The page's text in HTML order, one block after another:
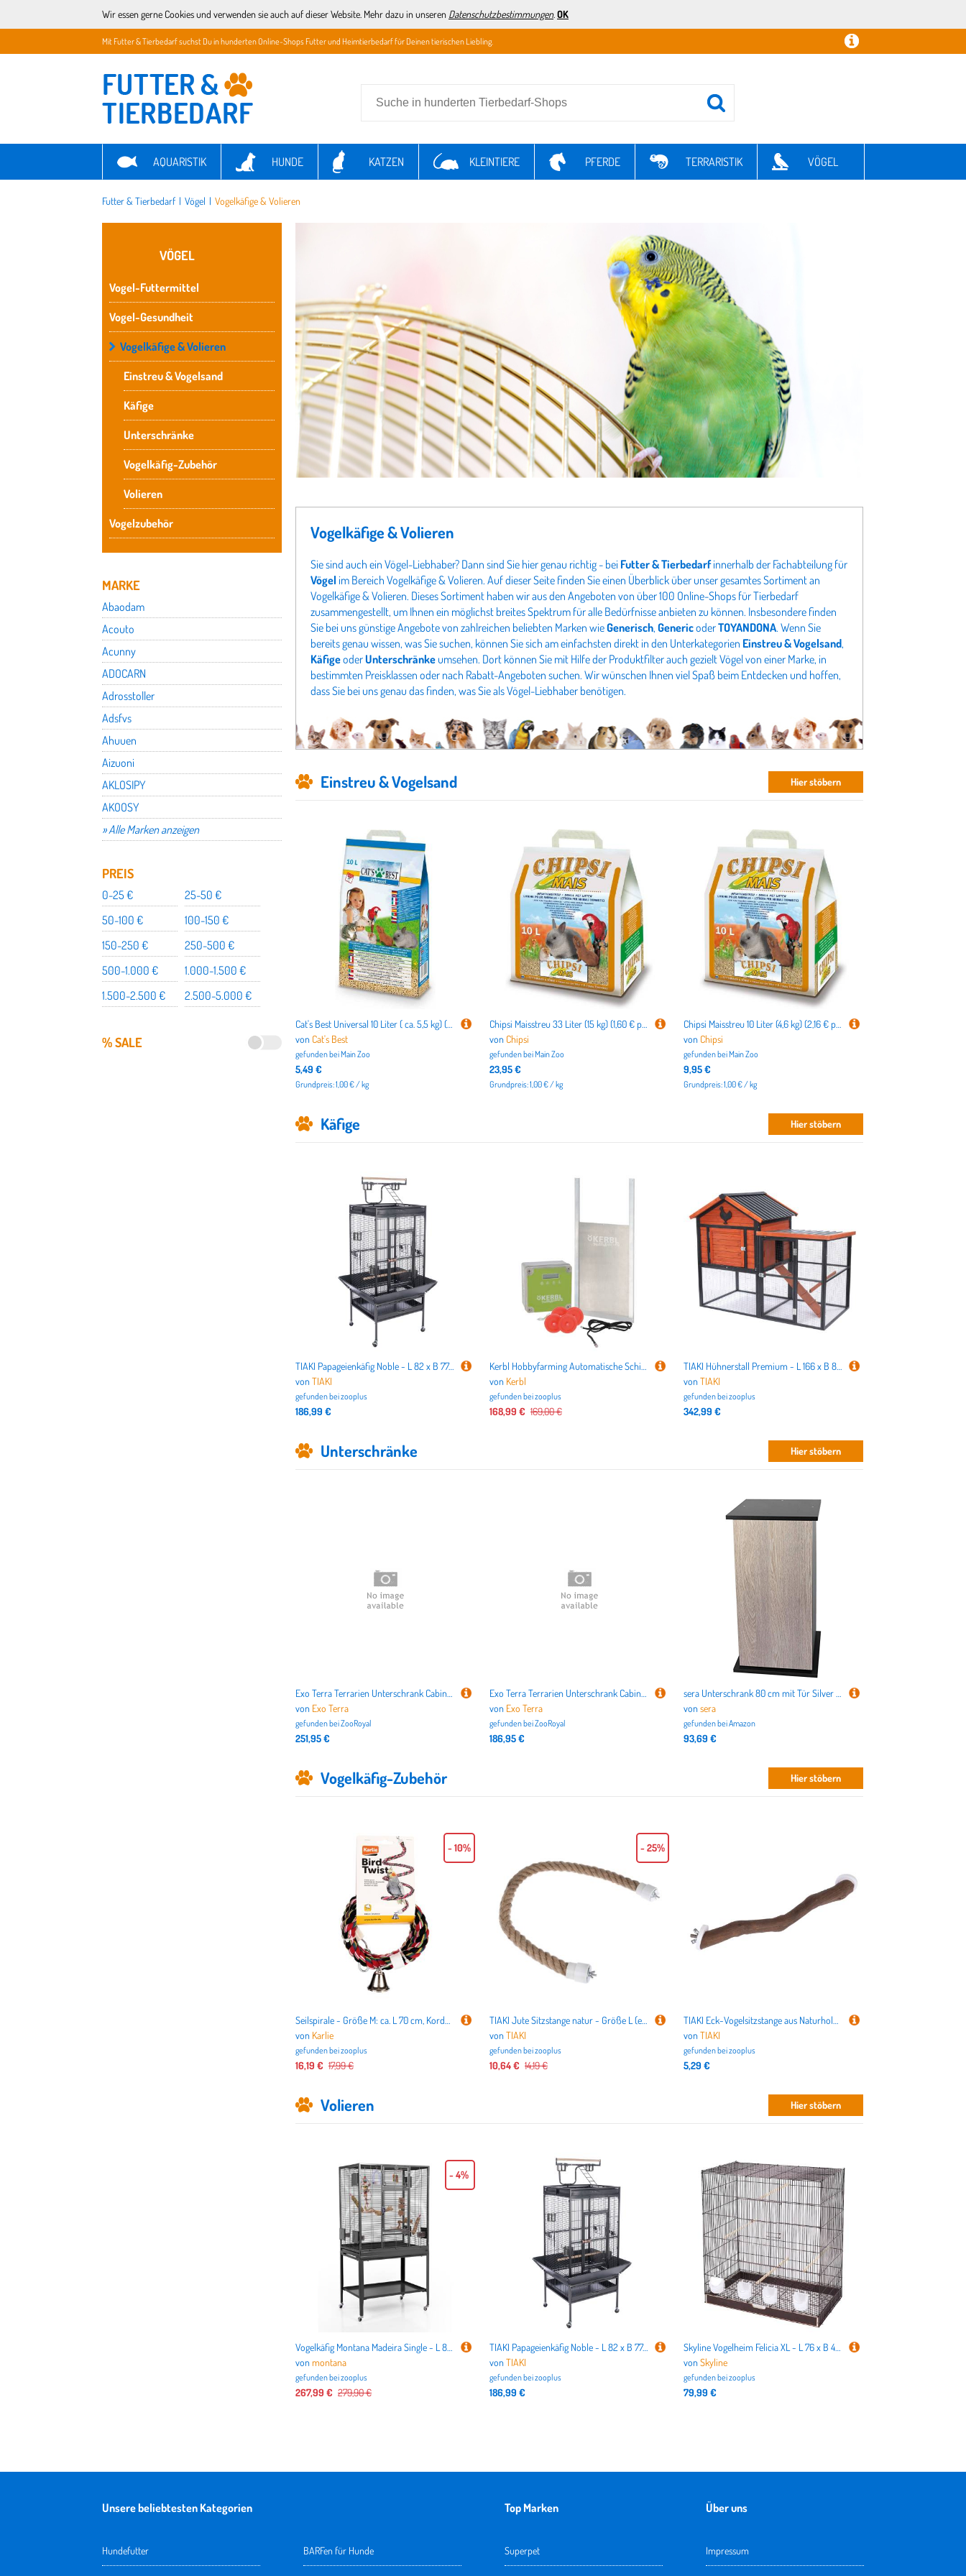
Wir essen gerne Cookies und verwenden sie auch auf dieser Website. Mehr dazu in unseren Datenschutzbestimmungen. OK
Mit Futter & Tierbedarf suchst Du in hunderten Online-Shops Futter und Heimtierbedarf für Deinen tierischen Liebling.
AQUARISTIK HUNDE KATZEN KLEINTIERE PFERDE TERRARISTIK VÖGEL
Futter & Tierbedarf | Vögel | Vogelkäfige & Volieren
VÖGEL
Vogel-Futtermittel
Vogel-Gesundheit
Vogelkäfige & Volieren
Einstreu & Vogelsand
Käfige
Unterschränke
Vogelkäfig-Zubehör
Volieren
Vogelzubehör
MARKE
Abaodam
Acouto
Acunny
ADOCARN
Adrosstoller
Adsfvs
Ahuuen
Aizuoni
AKLOSIPY
AKOOSY
» Alle Marken anzeigen
PREIS
0-25 €
25-50 €
50-100 €
100-150 €
150-250 €
250-500 €
500-1.000 €
1.000-1.500 €
1.500-2.500 €
2.500-5.000 €
% SALE
Vogelkäfige & Volieren
Sie sind auch ein Vögel-Liebhaber? Dann sind Sie hier genau richtig - bei Futter & Tierbedarfinnerhalb der Fachabteilung für
Vögel im Bereich Vogelkäfige & Volieren. Auf dieser Seite finden Sie einen Überblick über unser gesamtes Sortiment an
Vogelkäfige & Volieren. Dieses Sortiment haben wir aus den Angeboten von über 100 Online-Shops für Tierbedarf
zusammengestellt, um Ihnen ein möglichst breites Spektrum für alle Bedürfnisse anbieten zu können. Insbesondere finden
Sie bei uns günstige Angebote von zahlreichen beliebten Marken wieGenerisch, GenericoderTOYANDONA. Wenn Sie
bereits genau wissen, was Sie suchen, können Sie sich am einfachsten direkt in den Unterkategorien Einstreu & Vogelsand,
KäfigeoderUnterschränke umsehen. Dort können Sie mit Hilfe der Produktfilter auch gezielt Vögel von einer Marke, in
bestimmten Preisklassen oder nach Rabatt-Angeboten suchen. Wir wünschen Ihnen viel Spaß beim Entdecken und hoffen,
dass Sie bei uns genau das finden, was Sie als Vögel-Liebhaber benötigen.
Einstreu & Vogelsand Hier stöbern
Cat's Best Universal 10 Liter ( ca. 5,5 kg) (1,00 € pro 1 kg)
von Cat's Best
gefunden beiMain Zoo
5,49 €
Grundpreis: 1,00 € / kg
Chipsi Maisstreu 33 Liter (15 kg) (1,60 € pro 1 kg)
von Chipsi
gefunden beiMain Zoo
23,95 €
Grundpreis: 1,00 € / kg
Chipsi Maisstreu 10 Liter (4,6 kg) (2,16 € pro 1 kg)
von Chipsi
gefunden beiMain Zoo
9,95 €
Grundpreis: 1,00 € / kg
Käfige Hier stöbern
TIAKI Papageienkäfig Noble - L 82 x B 77,4 x H 164 cm
vonTIAKI
gefunden beizooplus
186,99 €
Kerbl Hobbyfarming Automatische Schiebetür für Hühnerställe - B 40 x H 43 cm
von Kerbl
gefunden beizooplus
168,99 € 169,00 €
TIAKI Hühnerstall Premium - L 166 x B 88 x H 131,4 cm (2 Pakete*)
vonTIAKI
gefunden beizooplus
342,99 €
Unterschränke Hier stöbern
Exo Terra Terrarien Unterschrank Cabinet 90cm
von Exo Terra
gefunden beiZooRoyal
251,95 €
Exo Terra Terrarien Unterschrank Cabinet 60cm
von Exo Terra
gefunden beiZooRoyal
186,95 €
sera Unterschrank 80 cm mit Tür Silver Oak für Scaper Cube, Groß
vonsera
gefunden beiAmazon
93,69 €
Vogelkäfig-Zubehör Hier stöbern
Seilspirale - Größe M: ca. L 70 cm, Kordel Ø 24 mm
von Karlie
gefunden beizooplus
16,19 € 17,99 €
- 10%
TIAKI Jute Sitzstange natur - Größe L (extra lang): Ø 3,2 x L 91 cm
vonTIAKI
gefunden beizooplus
10,64 € 14,19 €
- 25%
TIAKI Eck-Vogelsitzstange aus Naturholz - Größe S: L 30 x B 2 cm
vonTIAKI
gefunden beizooplus
5,29 €
Volieren Hier stöbern
Vogelkäfig Montana Madeira Single - L 86 x B 54 x H 155 cm (2 Pakete)
vonmontana
gefunden beizooplus
267,99 € 279,90 €
- 4%
TIAKI Papageienkäfig Noble - L 82 x B 77,4 x H 164 cm
vonTIAKI
gefunden beizooplus
186,99 €
Skyline Vogelheim Felicia XL - L 76 x B 45 x H 85 cm
vonSkyline
gefunden beizooplus
79,99 €
Über uns
Impressum
Unsere beliebtesten Kategorien
Hundefutter BARFen für Hunde
Top Marken
Superpet